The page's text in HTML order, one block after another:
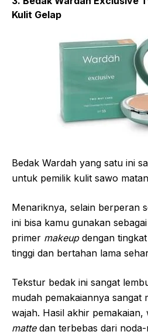
Kulit Gelap
Bedak Wardah yang satu ini
untuk pemilik kulit sawo
Menariknya, selain berperan
ini bisa kamu gunakan
primer makeupdengan tingkat
tinggi dan bertahan lama
Tekstur bedak ini sangat
mudah pemakaiannya sangat
wajah. Hasil akhir
mattedan terbebas dari noda-